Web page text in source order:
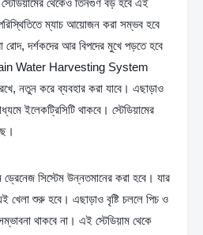
থেকেও তিনগুণ বড় হবে এই
ম্যাচ আয়োজন করা সম্ভব হবে
রোদ, দর্শকদের আর বিপদের মুখে পড়তে হবে
Rain Water Harvesting System
নতুন করে ব্যবহার করা যাবে। এছাড়াও
থাকবে‌। স্টেডিয়ামের
ড্রেনেজ সিস্টেম উন্নতমানের করা হবে। যার
খেলা শুরু হবে। এছাড়াও বৃষ্টি চললে পিচ ও
থাকবে না। এই স্টেডিয়াম থেকে